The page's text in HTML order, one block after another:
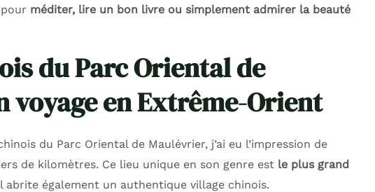
méditer, lire un bon livre ou simplement admirer la beauté
du Parc Oriental de
voyage en Extrême-Orient
du Parc Oriental de Maulévrier, j’ai eu l’impression de
de kilomètres. Ce lieu unique en son genre est le plus grand
abrite également un authentique village chinois.